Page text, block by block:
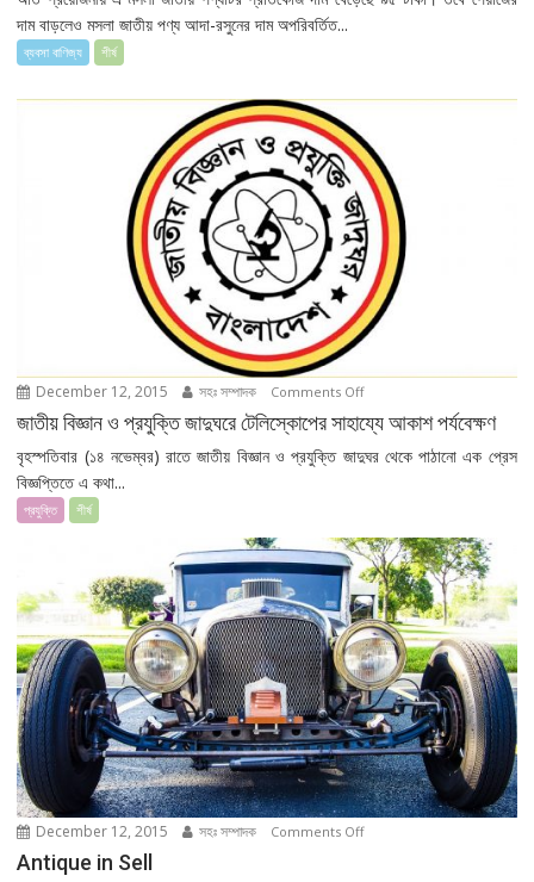
দাম বাড়লেও মসলা জাতীয় পণ্য আদা-রসুনের দাম অপরিবর্তিত...
ব্যবসা বাণিজ্য শীর্ষ
December 12, 2015 সহঃ সম্পাদক Comments Offon
জাতীয়
ও
টেলিস্কোপের
সাহায্যে
আকাশ
পর্যবেক্ষণ
জাতীয় বিজ্ঞান ও প্রযুক্তি জাদুঘরে টেলিস্কোপের সাহায্যে আকাশ পর্যবেক্ষণ
বৃহস্পতিবার (১৪ নভেম্বর) রাতে জাতীয় বিজ্ঞান ও প্রযুক্তি জাদুঘর থেকে পাঠানো এক প্রেস
বিজ্ঞপ্তিতে এ কথা...
প্রযুক্তি শীর্ষ
December 12, 2015 সহঃ সম্পাদক Comments Offon
Antique in Sell